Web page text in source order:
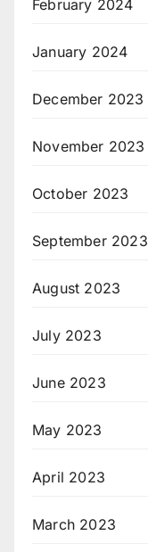
February 2024
January 2024
December 2023
November 2023
October 2023
September 2023
August 2023
July 2023
June 2023
May 2023
April 2023
March 2023